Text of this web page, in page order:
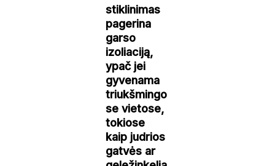
stiklinimas
pagerina
garso
izoliaciją,
ypač jei
gyvenama
triukšmingo
se vietose,
tokiose
kaip judrios
gatvės ar